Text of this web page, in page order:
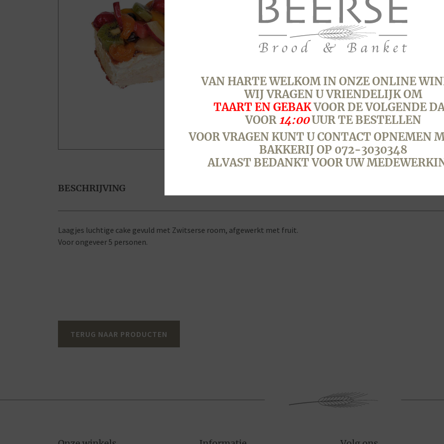
2
dagen
van
te
juni 2026Tags: fruit,kleine
BESCHRIJVING
Laagjes luchtige cake gevuld met Zwitserse room, afgewerkt met fruit.
Voor ongeveer 5 personen.
TERUG NAAR PRODUCTEN
VAN HARTE WELKOM IN ONZE ONLINE
WIJ VRAGEN U VRIENDELIJK OM
TAART EN GEBAKVOOR DE VOLGENDE
VOOR 14:00UUR TE BESTELLEN
VOOR VRAGEN KUNT U CONTACT OPNEMEN
BAKKERIJ OP 072-3030348
ALVAST BEDANKT VOOR UW